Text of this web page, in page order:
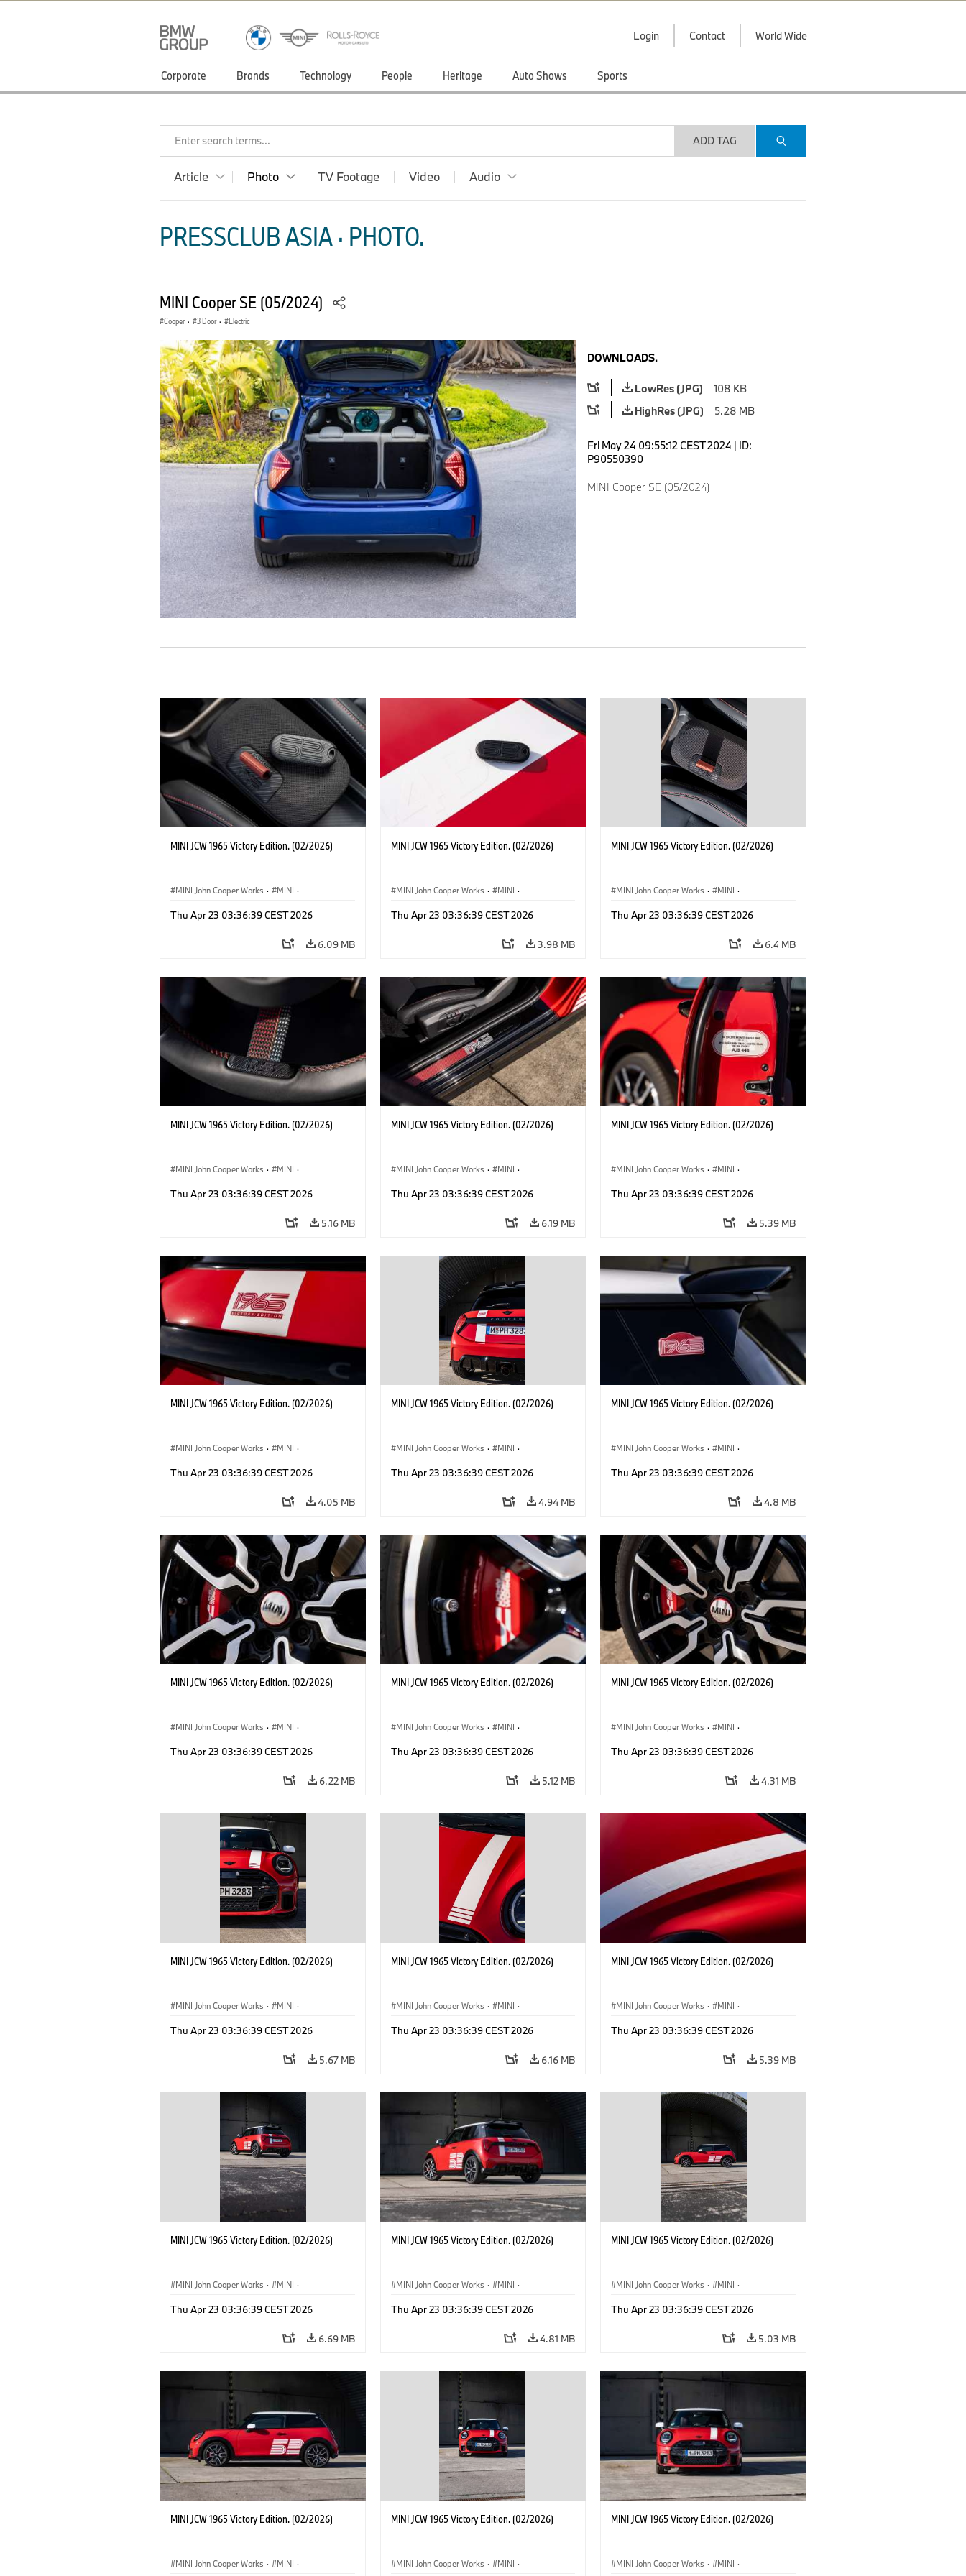
Login Contact World Wide
Corporate Brands Technology People Heritage Auto Shows Sports
Enter search terms... ADD TAG
Article Photo TV Footage Video Audio
PRESSCLUB ASIA · PHOTO.
MINI Cooper SE (05/2024)
Cooper · 3 Door · Electric
DOWNLOADS.
LowRes (JPG)
108 KB
HighRes (JPG)
5.28 MB
Fri May 24 09:55:12 CEST 2024 | ID:
P90550390
MINI Cooper SE (05/2024)
MINI JCW 1965 Victory Edition. (02/2026)
MINI John Cooper Works · MINI ·
Thu Apr 23 03:36:39 CEST 2026
6.09 MB
MINI JCW 1965 Victory Edition. (02/2026)
MINI John Cooper Works · MINI ·
Thu Apr 23 03:36:39 CEST 2026
3.98 MB
MINI JCW 1965 Victory Edition. (02/2026)
MINI John Cooper Works · MINI ·
Thu Apr 23 03:36:39 CEST 2026
6.4 MB
MINI JCW 1965 Victory Edition. (02/2026)
MINI John Cooper Works · MINI ·
Thu Apr 23 03:36:39 CEST 2026
5.16 MB
MINI JCW 1965 Victory Edition. (02/2026)
MINI John Cooper Works · MINI ·
Thu Apr 23 03:36:39 CEST 2026
6.19 MB
MINI JCW 1965 Victory Edition. (02/2026)
MINI John Cooper Works · MINI ·
Thu Apr 23 03:36:39 CEST 2026
5.39 MB
MINI JCW 1965 Victory Edition. (02/2026)
MINI John Cooper Works · MINI ·
Thu Apr 23 03:36:39 CEST 2026
4.05 MB
MINI JCW 1965 Victory Edition. (02/2026)
MINI John Cooper Works · MINI ·
Thu Apr 23 03:36:39 CEST 2026
4.94 MB
MINI JCW 1965 Victory Edition. (02/2026)
MINI John Cooper Works · MINI ·
Thu Apr 23 03:36:39 CEST 2026
4.8 MB
MINI JCW 1965 Victory Edition. (02/2026)
MINI John Cooper Works · MINI ·
Thu Apr 23 03:36:39 CEST 2026
6.22 MB
MINI JCW 1965 Victory Edition. (02/2026)
MINI John Cooper Works · MINI ·
Thu Apr 23 03:36:39 CEST 2026
5.12 MB
MINI JCW 1965 Victory Edition. (02/2026)
MINI John Cooper Works · MINI ·
Thu Apr 23 03:36:39 CEST 2026
4.31 MB
MINI JCW 1965 Victory Edition. (02/2026)
MINI John Cooper Works · MINI ·
Thu Apr 23 03:36:39 CEST 2026
5.67 MB
MINI JCW 1965 Victory Edition. (02/2026)
MINI John Cooper Works · MINI ·
Thu Apr 23 03:36:39 CEST 2026
6.16 MB
MINI JCW 1965 Victory Edition. (02/2026)
MINI John Cooper Works · MINI ·
Thu Apr 23 03:36:39 CEST 2026
5.39 MB
MINI JCW 1965 Victory Edition. (02/2026)
MINI John Cooper Works · MINI ·
Thu Apr 23 03:36:39 CEST 2026
6.69 MB
MINI JCW 1965 Victory Edition. (02/2026)
MINI John Cooper Works · MINI ·
Thu Apr 23 03:36:39 CEST 2026
4.81 MB
MINI JCW 1965 Victory Edition. (02/2026)
MINI John Cooper Works · MINI ·
Thu Apr 23 03:36:39 CEST 2026
5.03 MB
MINI JCW 1965 Victory Edition. (02/2026)
MINI John Cooper Works · MINI ·
MINI JCW 1965 Victory Edition. (02/2026)
MINI John Cooper Works · MINI ·
MINI JCW 1965 Victory Edition. (02/2026)
MINI John Cooper Works · MINI ·